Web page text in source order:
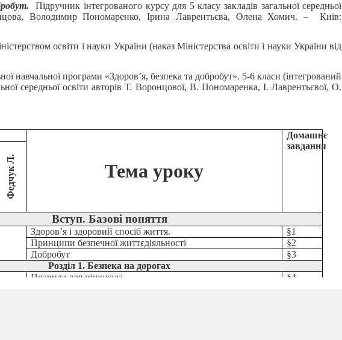
Підручник інтегрованого курсу для 5 класу закладів загальної середньої
Володимир Пономаренко, Ірина Лаврентьєва, Олена Хомич. –
Київ:
освіти і науки України (наказ Міністерства освіти і науки України від
навчальної програми «Здоров’я, безпека та добробут». 5-6 класи (інтегрований
середньої освіти авторів Т. Воронцової, В. Пономаренка, І. Лаврентьєвої, О.
Тема уроку
Домашнє
завдання
Федчук Л.
Вступ. Базові поняття
Здоров’я і здоровий спосіб життя.
§1
Принципи безпечної життєдіяльності
§2
Добробут
§3
Розділ 1. Безпека на дорогах
Правила для пішохода
§4